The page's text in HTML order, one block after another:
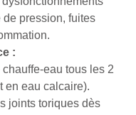
de pression, fuites
:
chauffe-eau tous les 2
en eau calcaire).
joints toriques dès